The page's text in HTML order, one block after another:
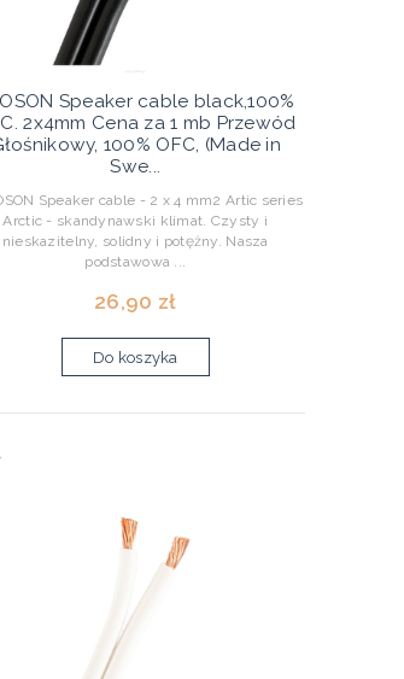
Speaker cable black,100%
2x4mm Cena za 1 mb Przewód
100% OFC, (Made in
Swe...
Speaker cable - 2 x 4 mm2 Artic series
Arctic - skandynawski klimat. Czysty i
nieskazitelny, solidny i potężny. Nasza
podstawowa ...
26,90 zł
Do koszyka